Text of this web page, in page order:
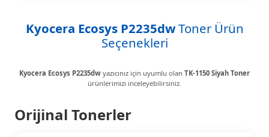
Kyocera Ecosys P2235dwToner Ürün
Seçenekleri
Kyocera Ecosys P2235dw yazıcınız için uyumlu olan TK-1150 Siyah Toner
ürünlerimizi inceleyebilirsiniz.
Orijinal Tonerler